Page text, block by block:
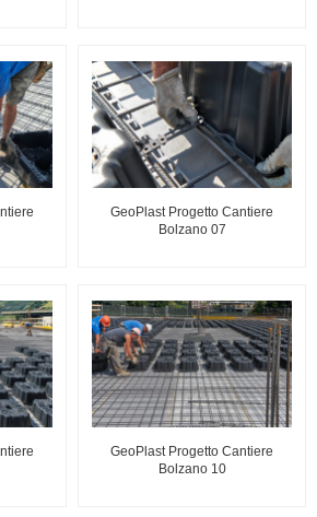
GeoPlast Progetto Cantiere
Bolzano 07
GeoPlast Progetto Cantiere
Bolzano 10